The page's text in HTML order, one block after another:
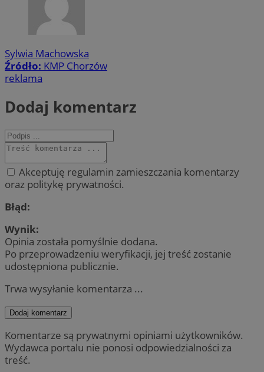
Sylwia Machowska
Źródło: KMP Chorzów
reklama
Dodaj komentarz
Akceptuję regulamin zamieszczania komentarzy
oraz politykę prywatności.
Błąd:
Wynik:
Opinia została pomyślnie dodana.
Po przeprowadzeniu weryfikacji, jej treść zostanie
udostępniona publicznie.
Trwa wysyłanie komentarza ...
Dodaj komentarz
Komentarze są prywatnymi opiniami użytkowników.
Wydawca portalu nie ponosi odpowiedzialności za
treść.